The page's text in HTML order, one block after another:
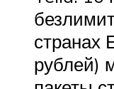
странах
рублей)